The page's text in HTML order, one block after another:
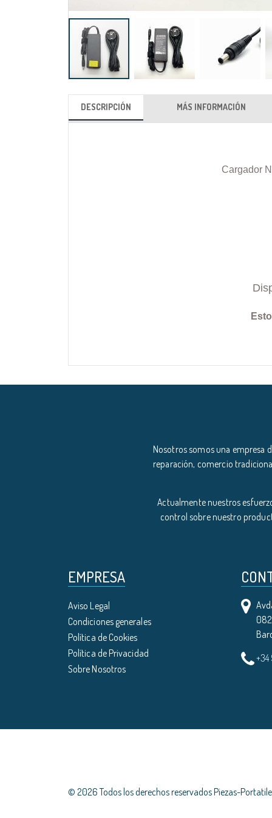
DESCRIPCIÓN
Cargador
MÁS INFORMACIÓN
Nosotros somos una empresa
reparación, comercio
Actualmente nuestros
control sobre nuestro
EMPRESA
Aviso Legal
Condiciones generales
Política de Cookies
Política de Privacidad
Sobre Nosotros
© 2026 Todos los derechos reservados Piezas-